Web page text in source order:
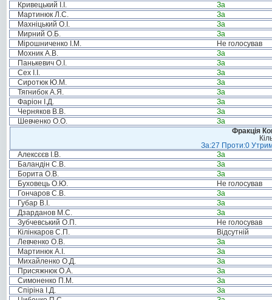
Кривецький І.І.
За
Мартинюк Л.С.
За
Махніцький О.І.
За
Мирний О.Б.
За
Мірошниченко І.М.
Не голосував
Мохник А.В.
За
Панькевич О.І.
За
Сех І.І.
За
Сиротюк Ю.М.
За
Тягнибок А.Я.
За
Фаріон І.Д.
За
Черняков В.В.
За
Шевченко О.О.
За
Фракція
За:27 Проти:0
Алексєєв І.В.
За
Баландін С.В.
За
Борита О.В.
За
Буховець О.Ю.
Не голосував
Гончаров С.В.
За
Губар В.І.
За
Дзарданов М.С.
За
Зубчевський О.П.
Не голосував
Кілінкаров С.П.
Відсутній
Левченко О.В.
За
Мартинюк А.І.
За
Михайленко О.Д.
За
Присяжнюк О.А.
За
Симоненко П.М.
За
Спіріна І.Д.
За